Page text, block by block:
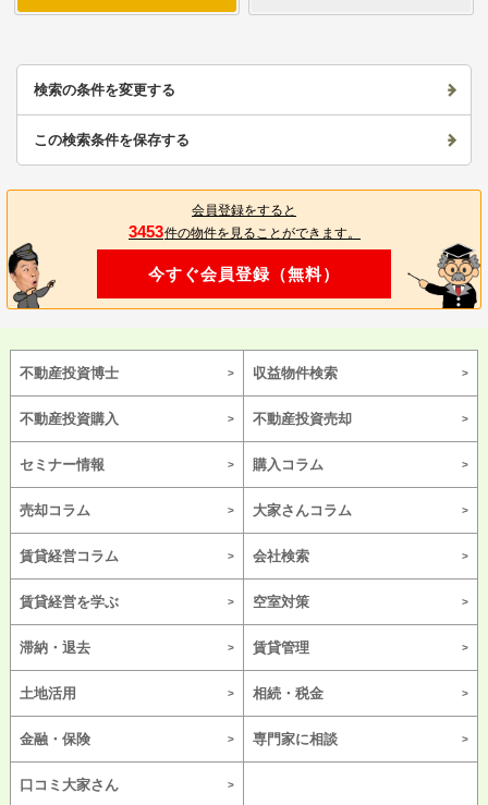
検索の条件を変更する
この検索条件を保存する
会員登録をすると
3453件の物件を見ることができます。
今すぐ会員登録（無料）
不動産投資博士 収益物件検索
不動産投資購入 不動産投資売却
セミナー情報 購入コラム
売却コラム 大家さんコラム
賃貸経営コラム 会社検索
賃貸経営を学ぶ 空室対策
滞納・退去 賃貸管理
土地活用 相続・税金
金融・保険 専門家に相談
口コミ大家さん